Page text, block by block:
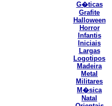
G�ticas
Grafite
Halloween
Horror
Infantis
Iniciais
Largas
Logotipos
Madeira
Metal
Militares
M�sica
Natal